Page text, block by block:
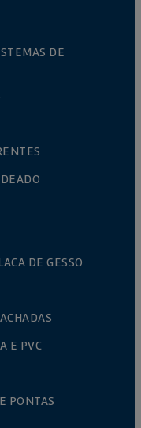
DE
DE GESSO
E PVC
PONTAS